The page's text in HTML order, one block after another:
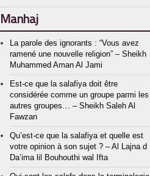
Manhaj
La parole des ignorants : “Vous avez
ramené une nouvelle religion” – Sheikh
Muhammed Aman Al Jami
Est-ce que la salafiya doit être
considérée comme un groupe parmi les
autres groupes… – Sheikh Saleh Al
Fawzan
Qu’est-ce que la salafiya et quelle est
votre opinion à son sujet ? – Al Lajna d
Da’ima lil Bouhouthi wal Ifta